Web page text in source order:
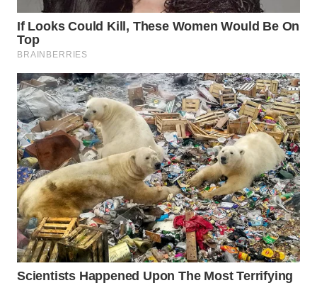
WN
KALTARA
KALSEL
WN
KALTIM
WN
SULSEL
WN
GORONTALO
WN